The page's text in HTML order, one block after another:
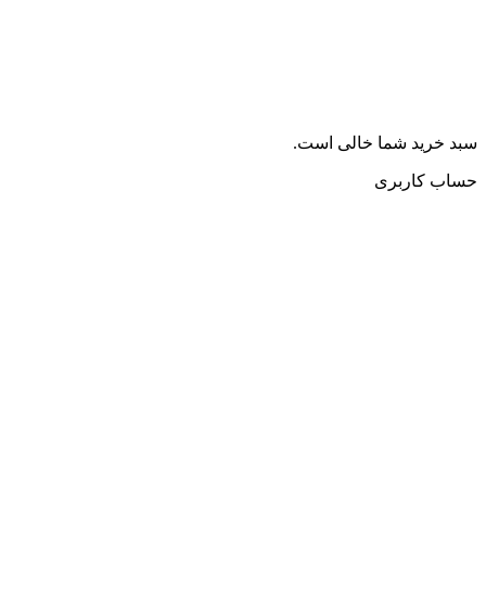
سبد خرید شما خالی است.
حساب کاربری